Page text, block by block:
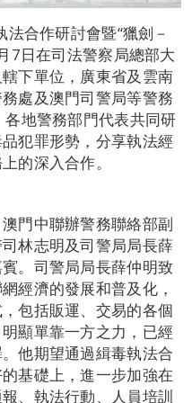
合作研討會暨“獵劍－
7日在司法警察局總部大
下單位，廣東省及雲南
處及澳門司警局等警務
地警務部門代表共同研
犯罪形勢，分享執法經
的深入合作。
門中聯辦警務聯絡部副
林志明及司警局局長薛
。司警局局長薛仲明致
經濟的發展和普及化，
包括販運、交易的各個
顯單靠一方之力，已經
他期望通過緝毒執法合
基礎上，進一步加強在
、執法行動、人員培訓